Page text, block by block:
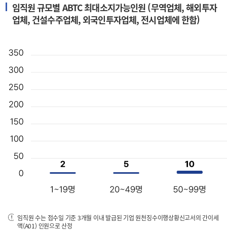
임직원 규모별 ABTC 최대소지가능인원 (무역업체, 해외투자
업체, 건설수주업체, 외국인투자업체, 전시업체에 한함)
임직원 수는 접수일 기준 3개월 이내 발급된 기업 원천징수이행상황신고서의 간이세
액(A01) 인원으로 산정